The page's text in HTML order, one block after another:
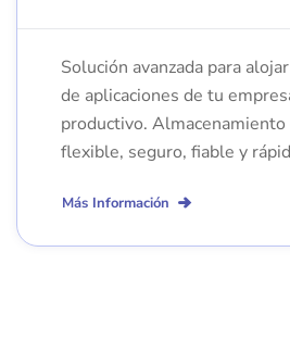
Solución avanzada para
de aplicaciones de tu
productivo.
flexible, seguro, fiable y
Más Información